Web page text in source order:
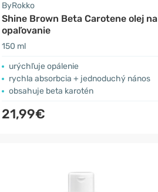
ByRokko
Shine Brown Beta Carotene olej na
opaľovanie
150 ml
urýchľuje opálenie
rychla absorbcia + jednoduchý nános
obsahuje beta karotén
21,99€